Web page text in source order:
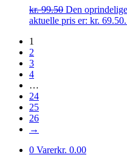
kr.99.50 Den
aktuelle pris er: kr. 69.50.
1
2
3
4
…
24
25
26
→
0 Varerkr. 0.00